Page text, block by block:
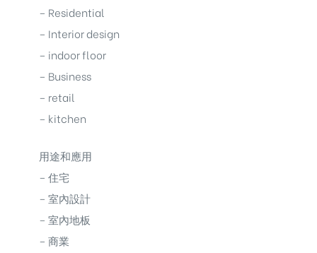
– Residential
– Interior design
– indoor floor
– Business
– retail
– kitchen
用途和應用
– 住宅
– 室內設計
– 室內地板
– 商業